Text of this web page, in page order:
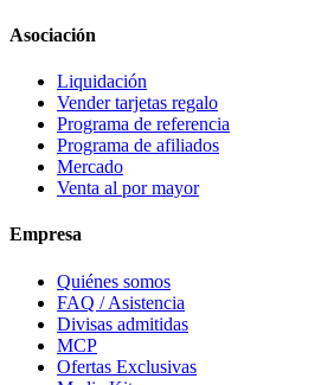
Asociación
Liquidación
Vender tarjetas regalo
Programa de referencia
Programa de afiliados
Mercado
Venta al por mayor
Empresa
Quiénes somos
FAQ / Asistencia
Divisas admitidas
MCP
Ofertas Exclusivas